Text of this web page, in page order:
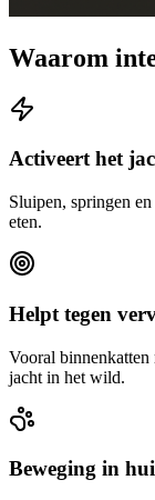
Waarom
Activeert het
Sluipen, springen
eten.
Helpt tegen
Vooral binnenkatten
jacht in het wild.
Beweging in